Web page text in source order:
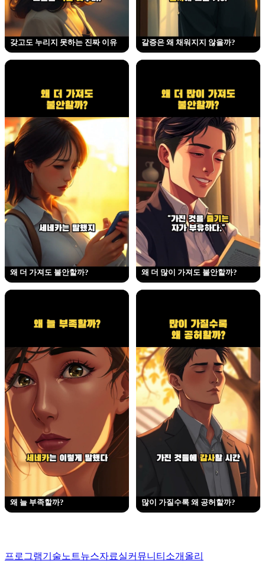
갖고도 누리지 못하는 진짜 이유 갈증은 왜 채워지지 않을까?
왜 더 가져도 불안할까? 왜 더 많이 가져도 불안할까?
왜 늘 부족할까? 많이 가질수록 왜 공허할까?
프로그램기술노트뉴스자료실커뮤니티 소개 올리